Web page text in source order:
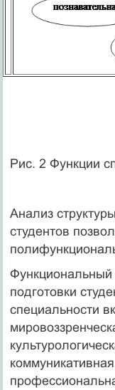
Рис. 2 Функции
Анализ
студентов
Функциональный
подготовки
специальности